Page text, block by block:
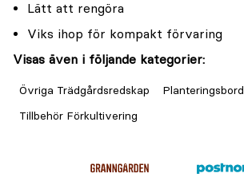
Lätt att rengöra
Viks ihop för kompakt förvaring
Visas även i följande kategorier:
Övriga Trädgårdsredskap
Planteringsbord
Tillbehör Förkultivering